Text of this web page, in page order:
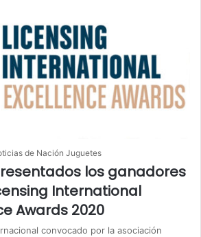
de Nación Juguetes
los ganadores
International
Awards 2020
convocado por la asociación